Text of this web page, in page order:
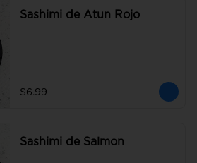
Sashimi de Atun Rojo
$6.99
Sashimi de Salmon